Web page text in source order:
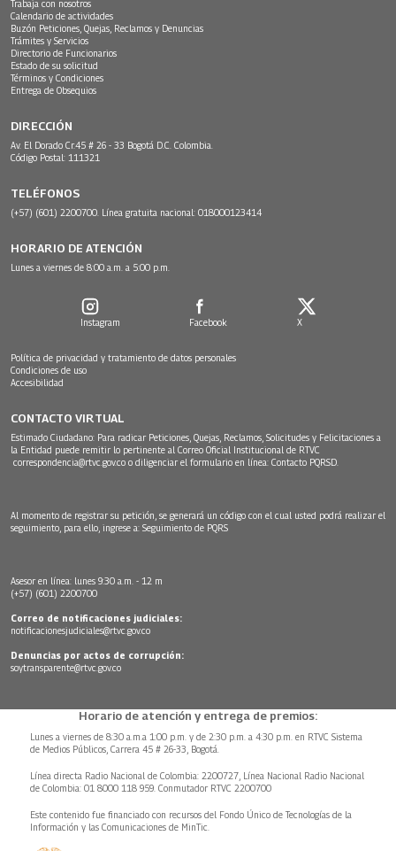
Trabaja con nosotros
Calendario de actividades
Buzón Peticiones, Quejas, Reclamos y Denuncias
Trámites y Servicios
Directorio de Funcionarios
Estado de su solicitud
Términos y Condiciones
Entrega de Obsequios
DIRECCIÓN
Av. El Dorado Cr.45 # 26 - 33 Bogotá D.C. Colombia.
Código Postal: 111321
TELÉFONOS
(+57) (601) 2200700. Línea gratuita nacional: 018000123414
HORARIO DE ATENCIÓN
Lunes a viernes de 8:00 a.m. a 5:00 p.m.
Instagram Facebook X
Política de privacidad y tratamiento de datos personales
Condiciones de uso
Accesibilidad
CONTACTO VIRTUAL
Estimado Ciudadano: Para radicar Peticiones, Quejas, Reclamos, Solicitudes y Felicitaciones a
la Entidad puede remitir lo pertinente al Correo Oficial Institucional de RTVC
correspondencia@rtvc.gov.co o diligenciar el formulario en línea: Contacto PQRSD.
Al momento de registrar su petición, se generará un código con el cual usted podrá realizar el
seguimiento, para ello, ingrese a: Seguimiento de PQRS
Asesor en línea: lunes 9:30 a.m. - 12 m
(+57) (601) 2200700
Correo de notificaciones judiciales:
notificacionesjudiciales@rtvc.gov.co
Denuncias por actos de corrupción:
soytransparente@rtvc.gov.co
Horario de atención y entrega de premios:
Lunes a viernes de 8:30 a.m.a 1:00 p.m. y de 2:30 p.m. a 4:30 p.m. en RTVC Sistema
de Medios Públicos, Carrera 45 # 26-33, Bogotá.
Línea directa Radio Nacional de Colombia: 2200727, Línea Nacional Radio Nacional
de Colombia: 01 8000 118 959. Conmutador RTVC 2200700
Este contenido fue financiado con recursos del Fondo Único de Tecnologías de la
Información y las Comunicaciones de MinTic.